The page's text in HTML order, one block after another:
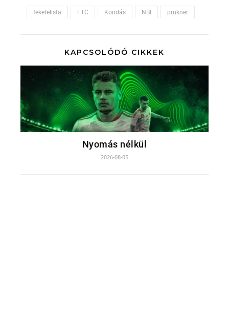
feketelista FTC Kondás NBI prukner
KAPCSOLÓDÓ CIKKEK
Nyomás nélkül
2026-08-05